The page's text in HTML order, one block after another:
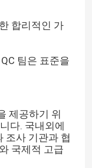
합리적인 가
팀은 표준을
제공하기 위
다. 국내외에
조사 기관과 협
국제적 고급